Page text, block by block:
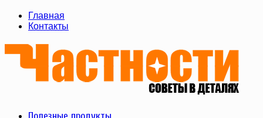
Главная
Контакты